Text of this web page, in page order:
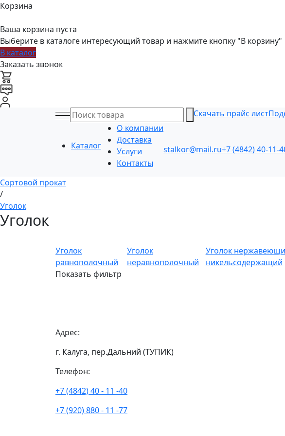
Корзина
Ваша корзина пуста
Выберите в каталоге интересующий товар и нажмите кнопку "В корзину"
В каталог
Заказать звонок
Скачать прайс лист
Каталог
О компании
Доставка
Услуги
Контакты
stalkor@mail.ru+7 (4842) 40-11-
Сортовой прокат
/
Уголок
Уголок
Уголок
равнополочный
Уголок
неравнополочный
Уголок
никельсодержащий
Показать фильтр
Адрес:
г. Калуга, пер.Дальний (ТУПИК)
Телефон:
+7 (4842) 40 - 11 -40
+7 (920) 880 - 11 -77